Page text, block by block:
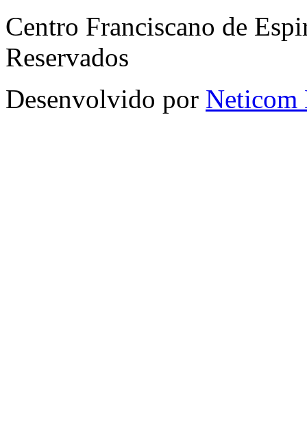
Centro Franciscano de
Reservados
Desenvolvido por Neticom